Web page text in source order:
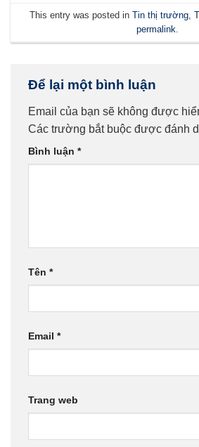
This entry was posted in Tin thị trường,
permalink
Để lại một bình luận
Email của bạn sẽ không được
Các trường bắt buộc được đánh
Bình luận *
Tên *
Email *
Trang web